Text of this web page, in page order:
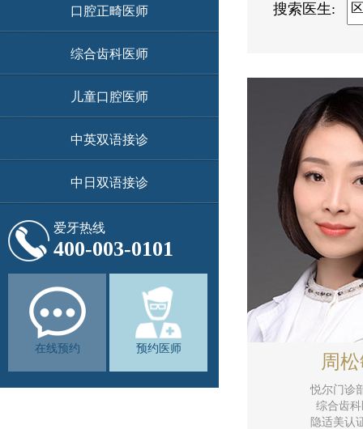
口腔正畸医师
综合齿科医师
儿童口腔医师
中英双语接诊
中日双语接诊
爱牙热线
400-003-0101
在线预约 预约医师
搜索医生:
周
悦尔门诊
综合齿
隐适美认